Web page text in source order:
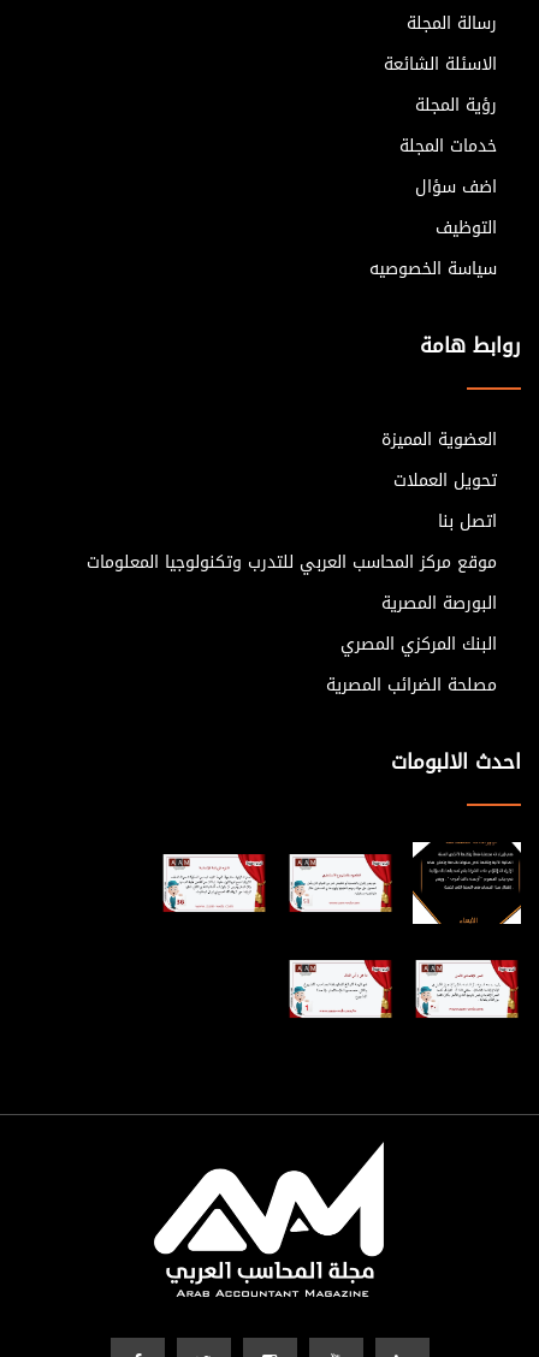
رسالة المجلة
الاسئلة الشائعة
رؤية المجلة
خدمات المجلة
اضف سؤال
التوظيف
سياسة الخصوصيه
روابط هامة
العضوية المميزة
تحويل العملات
اتصل بنا
موقع مركز المحاسب العربي للتدرب وتكنولوجيا المعلومات
البورصة المصرية
البنك المركزي المصري
مصلحة الضرائب المصرية
احدث الالبومات